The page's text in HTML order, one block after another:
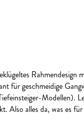
Rahmendesign
für geschmeidige
Modellen).
Also alles da, was es